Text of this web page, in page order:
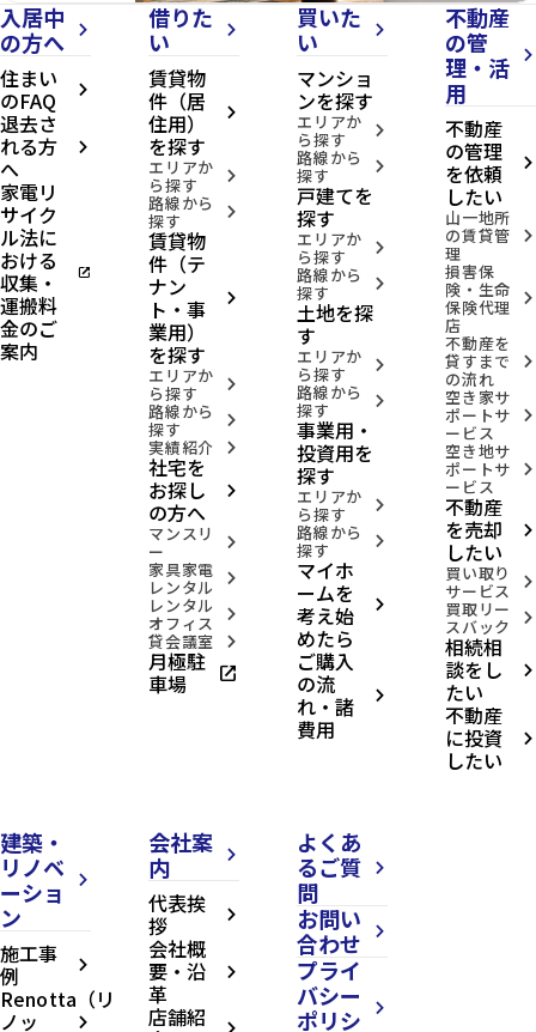
入居中
の方へ
arrow_forward_ios
住まい
のFAQ arrow_forward_ios
退去さ
れる方
へ
arrow_forward_ios
家電リ
サイク
ル法に
おける
収集・
運搬料
金のご
案内
open_in_new
借りた
い
arrow_forward_ios
賃貸物
件（居
住用）
を探す
arrow_forward_ios
エリアか
ら探す arrow_forward_ios
路線から
探す arrow_forward_ios
賃貸物
件（テ
ナン
ト・事
業用）
を探す
arrow_forward_ios
エリアか
ら探す arrow_forward_ios
路線から
探す arrow_forward_ios
実績紹介 arrow_forward_ios
社宅を
お探し
の方へ
arrow_forward_ios
マンスリ
ー arrow_forward_ios
家具家電
レンタル arrow_forward_ios
レンタル
オフィス arrow_forward_ios
貸会議室 arrow_forward_ios
月極駐
車場 open_in_new
買いた
い
arrow_forward_ios
マンショ
ンを探す
エリアか
ら探す arrow_forward_ios
路線から
探す arrow_forward_ios
戸建てを
探す
エリアか
ら探す arrow_forward_ios
路線から
探す arrow_forward_ios
土地を探
す
エリアか
ら探す arrow_forward_ios
路線から
探す arrow_forward_ios
事業用・
投資用を
探す
エリアか
ら探す arrow_forward_ios
路線から
探す arrow_forward_ios
マイホ
ームを
考え始
めたら
arrow_forward_ios
ご購入
の流
れ・諸
費用
arrow_forward_ios
不動産
の管
理・活
用
arrow_forward_ios
不動産
の管理
を依頼
したい
arrow_forward_ios
山一地所
の賃貸管
理
arrow_forward_ios
損害保
険・生命
保険代理
店
arrow_forward_ios
不動産を
貸すまで
の流れ
arrow_forward_ios
空き家サ
ポートサ
ービス
arrow_forward_ios
空き地サ
ポートサ
ービス
arrow_forward_ios
不動産
を売却
したい
arrow_forward_ios
買い取り
サービス arrow_forward_ios
買取リー
スバック arrow_forward_ios
相続相
談をし
たい
arrow_forward_ios
不動産
に投資
したい
arrow_forward_ios
建築・
リノベ
ーショ
ン
arrow_forward_ios
施工事
例 arrow_forward_ios
Renotta（リ
ノッ arrow_forward_ios
会社案
内
arrow_forward_ios
代表挨
拶 arrow_forward_ios
会社概
要・沿
革
arrow_forward_ios
店舗紹 arrow_forward_ios
よくあ
るご質
問
arrow_forward_ios
お問い
合わせ
arrow_forward_ios
プライ
バシー
ポリシ
arrow_forward_ios